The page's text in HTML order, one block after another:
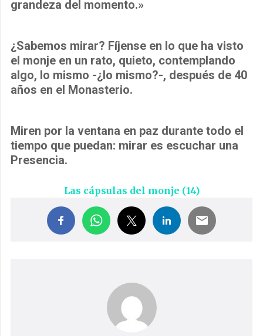
grandeza del momento.»
¿Sabemos mirar? Fíjense en lo que ha visto
el monje en un rato, quieto, contemplando
algo, lo mismo -¿lo mismo?-, después de 40
años en el Monasterio.
Miren por la ventana en paz durante todo el
tiempo que puedan: mirar es escuchar una
Presencia.
Las cápsulas del monje (14)